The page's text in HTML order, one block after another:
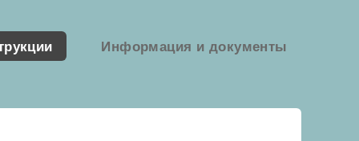
Информация и документы